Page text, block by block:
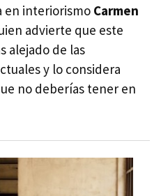
en interiorismo Carmen
advierte que este
alejado de las
y lo considera
no deberías tener en